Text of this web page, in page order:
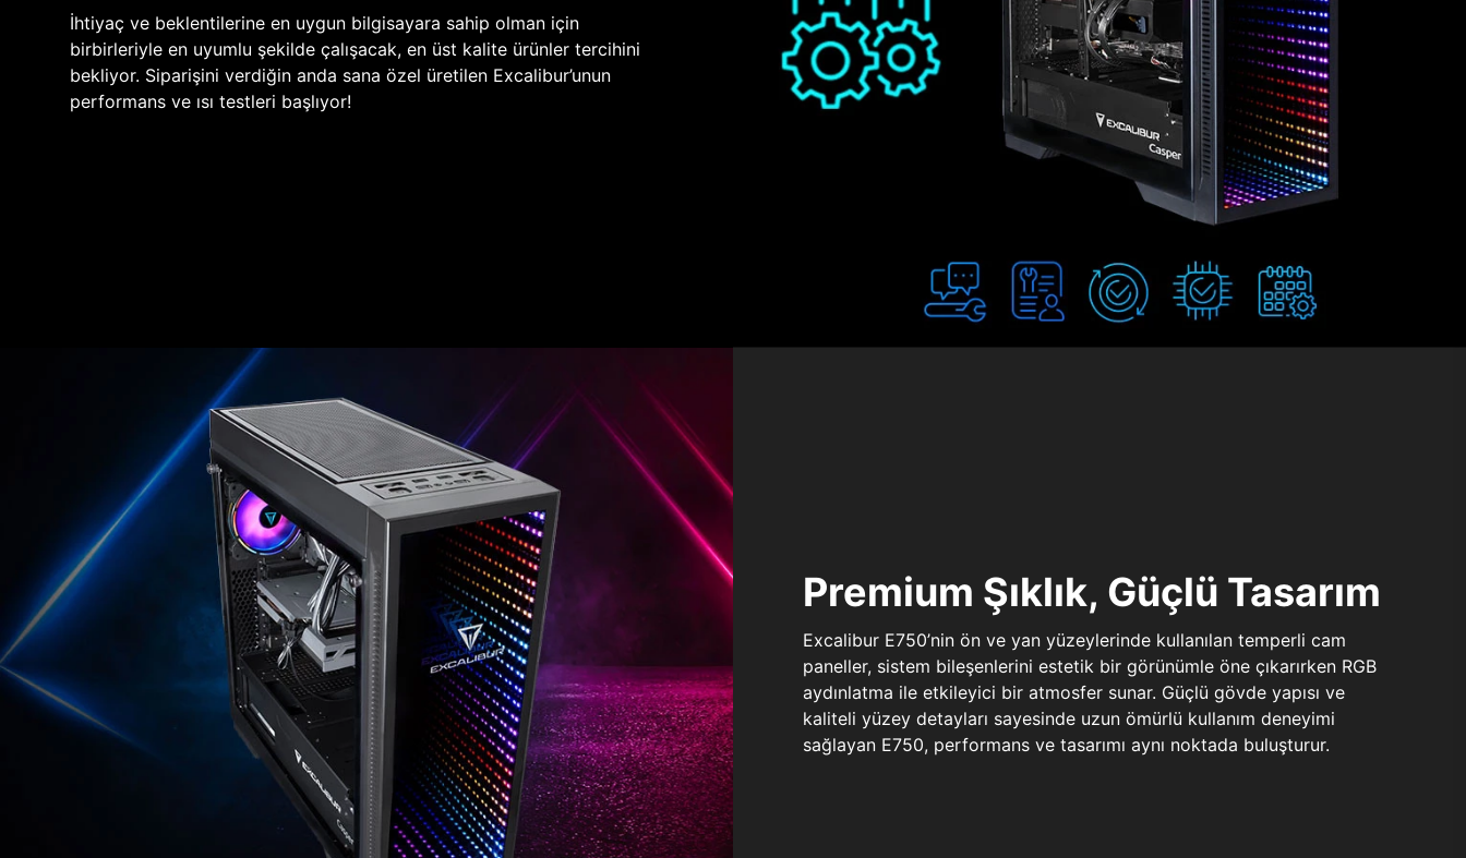
İhtiyaç ve beklentilerine en uygun bilgisayara sahip olman için
birbirleriyle en uyumlu şekilde çalışacak, en üst kalite ürünler tercihini
bekliyor. Siparişini verdiğin anda sana özel üretilen Excalibur’unun
performans ve ısı testleri başlıyor!
Premium Şıklık, Güçlü Tasarım
Excalibur E750’nin ön ve yan yüzeylerinde kullanılan temperli cam
paneller, sistem bileşenlerini estetik bir görünümle öne çıkarırken RGB
aydınlatma ile etkileyici bir atmosfer sunar. Güçlü gövde yapısı ve
kaliteli yüzey detayları sayesinde uzun ömürlü kullanım deneyimi
sağlayan E750, performans ve tasarımı aynı noktada buluşturur.